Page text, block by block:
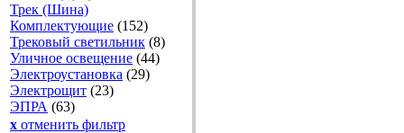
Трек (Шина)
Комплектующие (152)
Трековый светильник (8)
Уличное освещение (44)
Электроустановка (29)
Электрощит (23)
ЭПРА (63)
x отменить фильтр